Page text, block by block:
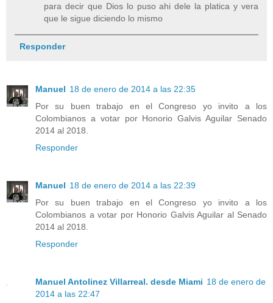
para decir que Dios lo puso ahi dele la platica y vera
que le sigue diciendo lo mismo
Responder
Manuel 18 de enero de 2014 a las 22:35
Por su buen trabajo en el Congreso yo invito a los
Colombianos a votar por Honorio Galvis Aguilar Senado
2014 al 2018.
Responder
Manuel 18 de enero de 2014 a las 22:39
Por su buen trabajo en el Congreso yo invito a los
Colombianos a votar por Honorio Galvis Aguilar al Senado
2014 al 2018.
Responder
Manuel Antolinez Villarreal. desde Miami 18 de enero de
2014 a las 22:47